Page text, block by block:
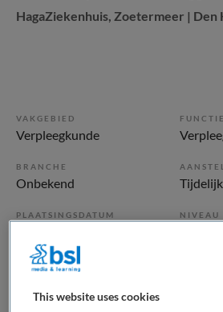
HagaZiekenhuis, Zoetermeer | Den
VAKGEBIED
Verpleegkunde
FUNCTIE
BRANCHE
Onbekend
PLAATSINGSDATUM NIVEAU
ERVARING
This website uses cookies